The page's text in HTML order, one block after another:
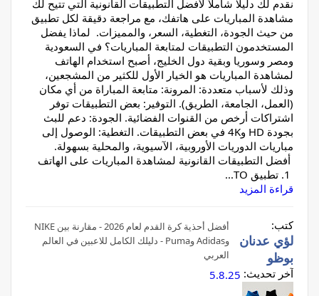
نقدم لك دليلًا شاملاً لأفضل التطبيقات القانونية التي تتيح لك
مشاهدة المباريات على هاتفك، مع مراجعة دقيقة لكل تطبيق
من حيث الجودة، التغطية، السعر، والمميزات. لماذا يفضل
المستخدمون التطبيقات لمتابعة المباريات؟ في السعودية
ومصر وسوريا وبقية دول الخليج، أصبح استخدام الهاتف
لمشاهدة المباريات هو الخيار الأول للكثير من المشجعين،
وذلك لأسباب متعددة: المرونة: متابعة المباراة من أي مكان
(العمل، الجامعة، الطريق). التوفير: بعض التطبيقات توفر
اشتراكات أرخص من القنوات الفضائية. الجودة: دعم للبث
بجودة HD و4K في بعض التطبيقات. التغطية: الوصول إلى
مباريات الدوريات الأوروبية، الآسيوية، والمحلية بسهولة.
أفضل التطبيقات القانونية لمشاهدة المباريات على الهاتف
قراءة المزيد
أفضل أحذية كرة القدم لعام 2026 - مقارنة بين NIKE
وAdidas وPuma - دليلك الكامل للاعبين في العالم
العربي
كتب:
لؤي عدنان
بوظو
آخر تحديث: 5.8.25